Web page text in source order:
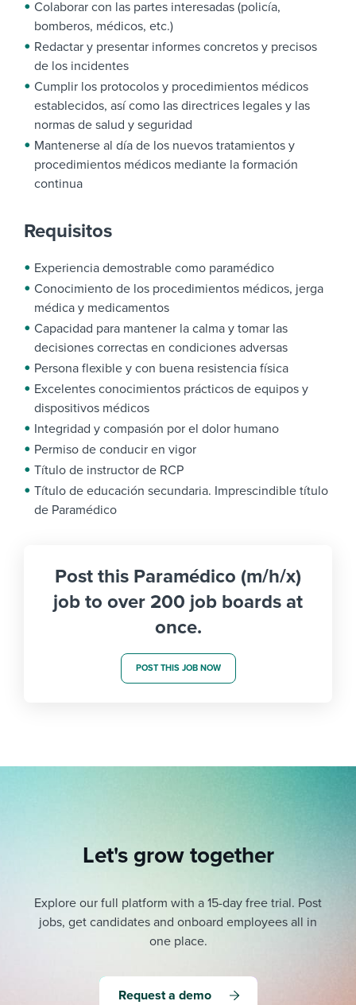
Colaborar con las partes interesadas (policía,
bomberos, médicos, etc.)
Redactar y presentar informes concretos y precisos
de los incidentes
Cumplir los protocolos y procedimientos médicos
establecidos, así como las directrices legales y las
normas de salud y seguridad
Mantenerse al día de los nuevos tratamientos y
procedimientos médicos mediante la formación
continua
Requisitos
Experiencia demostrable como paramédico
Conocimiento de los procedimientos médicos, jerga
médica y medicamentos
Capacidad para mantener la calma y tomar las
decisiones correctas en condiciones adversas
Persona flexible y con buena resistencia física
Excelentes conocimientos prácticos de equipos y
dispositivos médicos
Integridad y compasión por el dolor humano
Permiso de conducir en vigor
Título de instructor de RCP
Título de educación secundaria. Imprescindible título
de Paramédico
Post this Paramédico (m/h/x)
job to over 200 job boards at
once.
POST THIS JOB NOW
Let's grow together
Explore our full platform with a 15-day free trial. Post
jobs, get candidates and onboard employees all in
one place.
Request a demo